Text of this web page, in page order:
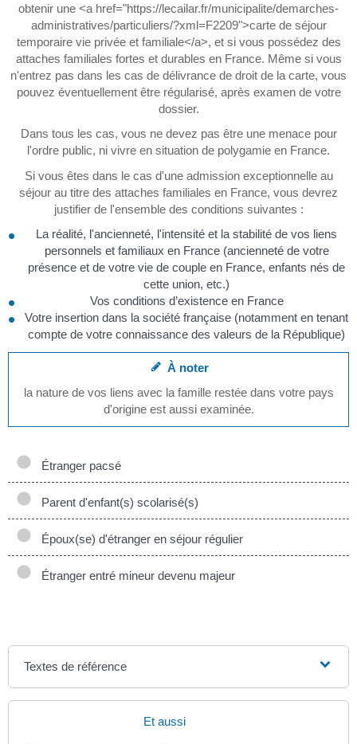
obtenir une <a href="https://lecailar.fr/municipalite/demarches-
administratives/particuliers/?xml=F2209">carte de séjour
temporaire vie privée et familiale</a>, et si vous possédez des
attaches familiales fortes et durables en France. Même si vous
n'entrez pas dans les cas de délivrance de droit de la carte, vous
pouvez éventuellement être régularisé, après examen de votre
dossier.
Dans tous les cas, vous ne devez pas être une menace pour
l'ordre public, ni vivre en situation de polygamie en France.
Si vous êtes dans le cas d'une admission exceptionnelle au
séjour au titre des attaches familiales en France, vous devrez
justifier de l'ensemble des conditions suivantes :
La réalité, l'ancienneté, l'intensité et la stabilité de vos liens
personnels et familiaux en France (ancienneté de votre
présence et de votre vie de couple en France, enfants nés de
cette union, etc.)
Vos conditions d’existence en France
Votre insertion dans la société française (notamment en tenant
compte de votre connaissance des valeurs de la République)
À noter
la nature de vos liens avec la famille restée dans votre pays
d'origine est aussi examinée.
Étranger pacsé
Parent d'enfant(s) scolarisé(s)
Époux(se) d'étranger en séjour régulier
Étranger entré mineur devenu majeur
Textes de référence
Et aussi